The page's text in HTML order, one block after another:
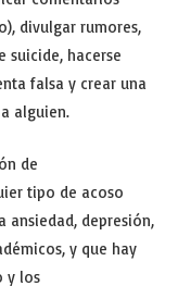
divulgar rumores,
suicide, hacerse
falsa y crear una
alguien.
de
tipo de acoso
ansiedad, depresión,
y que hay
y los